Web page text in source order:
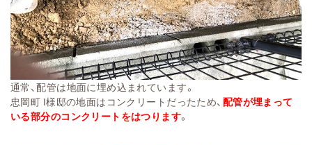
通常、配管は地面に埋め込まれています。
忠岡町 I様邸の地面はコンクリートだったため、 配管が埋まって
いる部分のコンクリートをはつります。